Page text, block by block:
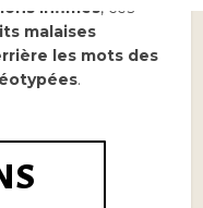
infimes, ces
malaises
les mots des
.